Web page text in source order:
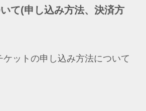
て(申し込み方法、決済方
ケットの申し込み方法について